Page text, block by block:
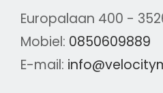
Europalaan 400 -
Mobiel: 0850609889
E-mail: